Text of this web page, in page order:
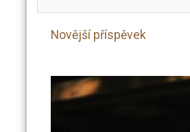
Novější příspěvek